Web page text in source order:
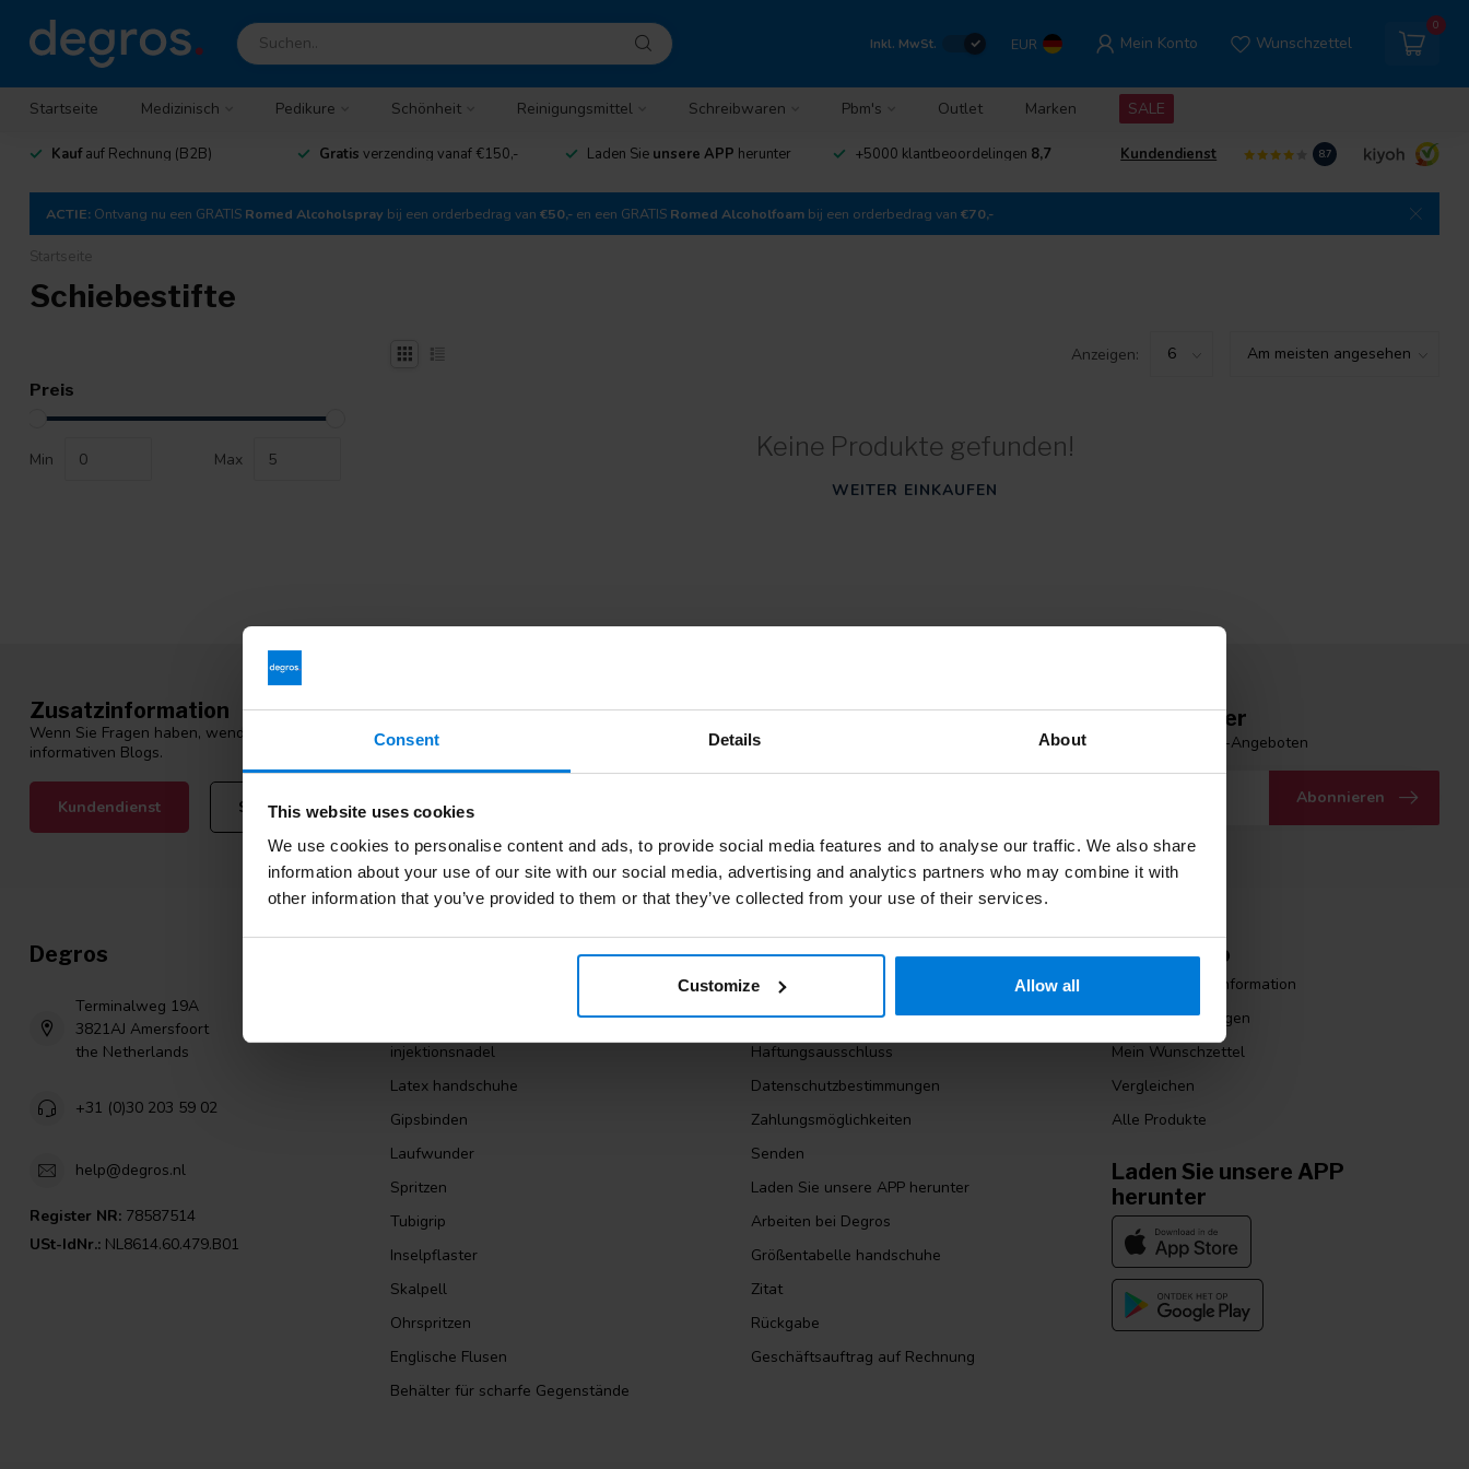
Consent Details About
This website uses cookies
We use cookies to personalise content and ads, to provide social media features and to analyse our traffic. We also share
information about your use of our site with our social media, advertising and analytics partners who may combine it with
other information that you’ve provided to them or that they’ve collected from your use of their services.
Customize Allow all
Inkl. MwSt. EUR Mein Konto Wunschzettel
0
Startseite Medizinisch Pedikure Schönheit Reinigungsmittel Schreibwaren Pbm's Outlet Marken SALE
Kaufauf Rechnung (B2B) Gratis verzending vanaf €150,- Laden Sie unsere APP herunter +5000 klantbeoordelingen 8,7 Kundendienst 8.7
ACTIE: Ontvang nu een GRATIS Romed Alcoholspray bij een orderbedrag van €50,- en een GRATIS Romed Alcoholfoam bij een orderbedrag van €70,-
Startseite
Schiebestifte
Preis
Min Max
Anzeigen:
Keine Produkte gefunden!
WEITER EINKAUFEN
Zusatzinformation
Wenn Sie Fragen haben, wenden Sie sich bitte an unseren Kundendienst. Oder lesen Sie unsere
informativen Blogs.
Kundendienst Sehen Sie sich unsere Blogs an
Abonnieren Sie unseren Newsletter
Bleibe auf dem Laufenden mit unseren Newsletter-Angeboten
Abonnieren
Degros
Terminalweg 19A
3821AJ Amersfoort
the Netherlands
+31 (0)30 203 59 02
help@degros.nl
Register NR: 78587514
USt-IdNr.: NL8614.60.479.B01
injektionsnadel
Latex handschuhe
Gipsbinden
Laufwunder
Spritzen
Tubigrip
Inselpflaster
Skalpell
Ohrspritzen
Englische Flusen
Behälter für scharfe Gegenstände
Informationen
Über Degros
Allgemeine Bedingungen und Konditionen
Haftungsausschluss
Datenschutzbestimmungen
Zahlungsmöglichkeiten
Senden
Laden Sie unsere APP herunter
Arbeiten bei Degros
Größentabelle handschuhe
Zitat
Rückgabe
Geschäftsauftrag auf Rechnung
Mein Konto
Benutzerkonto Information
Meine Bestellungen
Mein Wunschzettel
Vergleichen
Alle Produkte
Laden Sie unsere APP
herunter